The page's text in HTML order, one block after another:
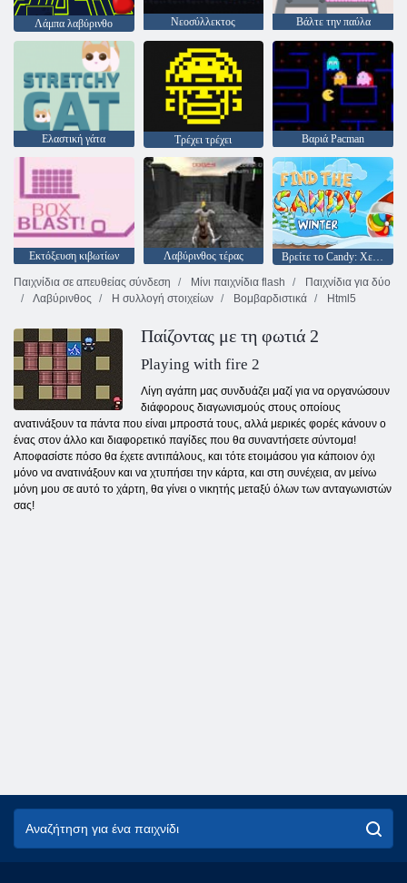
Λάμπα λαβύρινθο Νεοσύλλεκτος Βάλτε την παύλα
Ελαστική γάτα Τρέχει τρέχει Βαριά Pacman
Εκτόξευση κιβωτίων Λαβύρινθος τέρας
Βρείτε το Candy: Χειμώνας
Παιχνίδια σε απευθείας σύνδεση
Μίνι παιχνίδια flash
Παιχνίδια για δύο
Λαβύρινθος
Η συλλογή στοιχείων Βομβαρδιστικά Html5
Παίζοντας με τη φωτιά 2
Playing with fire 2
Λίγη αγάπη μας συνδυάζει μαζί για να οργανώσουν
διάφορους διαγωνισμούς στους οποίους
ανατινάξουν τα πάντα που είναι μπροστά τους, αλλά μερικές φορές κάνουν ο
ένας στον άλλο και διαφορετικό παγίδες που θα συναντήσετε σύντομα!
Αποφασίστε πόσο θα έχετε αντιπάλους, και τότε ετοιμάσου για κάποιον όχι
μόνο να ανατινάξουν και να χτυπήσει την κάρτα, και στη συνέχεια, αν μείνω
μόνη μου σε αυτό το χάρτη, θα γίνει ο νικητής μεταξύ όλων των ανταγωνιστών
σας!